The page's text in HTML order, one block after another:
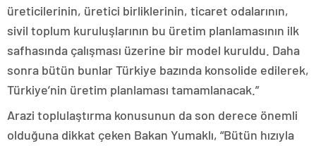
üreticilerinin, üretici birliklerinin, ticaret odalarının,
sivil toplum kuruluşlarının bu üretim planlamasının ilk
safhasında çalışması üzerine bir model kuruldu. Daha
sonra bütün bunlar Türkiye bazında konsolide edilerek,
Türkiye’nin üretim planlaması tamamlanacak.”
Arazi toplulaştırma konusunun da son derece önemli
olduğuna dikkat çeken Bakan Yumaklı, “Bütün hızıyla